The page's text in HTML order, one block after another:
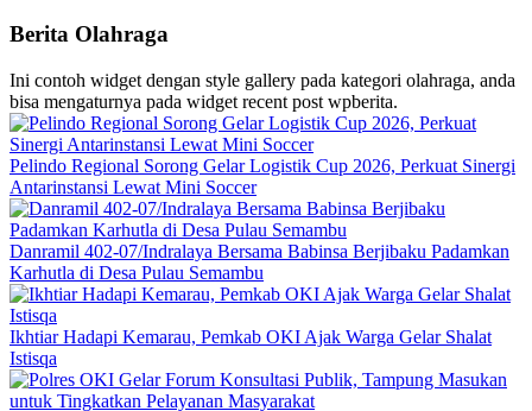
Berita Olahraga
Ini contoh widget dengan style gallery pada kategori olahraga, anda
bisa mengaturnya pada widget recent post wpberita.
Pelindo Regional Sorong Gelar Logistik Cup 2026, Perkuat Sinergi
Antarinstansi Lewat Mini Soccer
Danramil 402-07/Indralaya Bersama Babinsa Berjibaku Padamkan
Karhutla di Desa Pulau Semambu
Ikhtiar Hadapi Kemarau, Pemkab OKI Ajak Warga Gelar Shalat
Istisqa